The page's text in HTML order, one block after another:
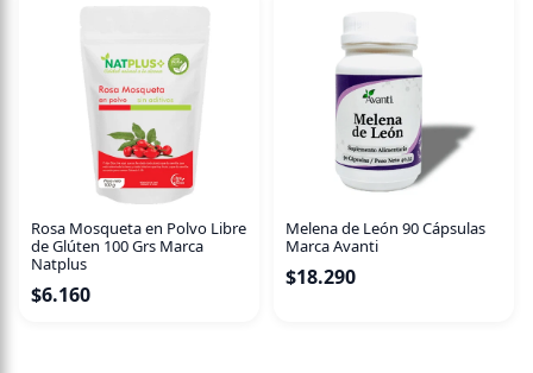
Rosa Mosqueta en Polvo Libre
de Glúten 100 Grs Marca
Natplus
$6.160
Melena de León 90 Cápsulas
Marca Avanti
$18.290